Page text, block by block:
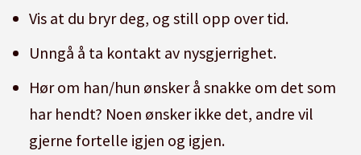
Vis at du bryr deg, og still opp over tid.
Unngå å ta kontakt av nysgjerrighet.
Hør om han/hun ønsker å snakke om det som
har hendt? Noen ønsker ikke det, andre vil
gjerne fortelle igjen og igjen.